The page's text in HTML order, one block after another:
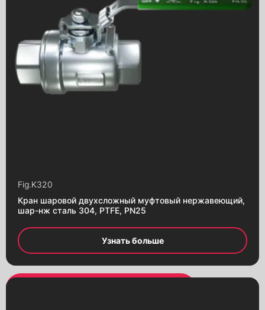
Fig.K320
Кран шаровой двухсложный муфтовый нержавеющий,
шар-нж сталь 304, PTFE, PN25
Узнать больше
Alternative:
Alternative: